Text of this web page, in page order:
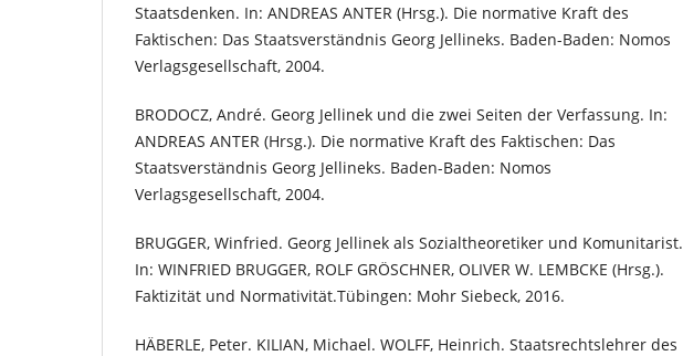
Staatsdenken. In: ANDREAS ANTER (Hrsg.). Die normative Kraft des
Faktischen: Das Staatsverständnis Georg Jellineks. Baden-Baden: Nomos
Verlagsgesellschaft, 2004.
BRODOCZ, André. Georg Jellinek und die zwei Seiten der Verfassung. In:
ANDREAS ANTER (Hrsg.). Die normative Kraft des Faktischen: Das
Staatsverständnis Georg Jellineks. Baden-Baden: Nomos
Verlagsgesellschaft, 2004.
BRUGGER, Winfried. Georg Jellinek als Sozialtheoretiker und Komunitarist.
In: WINFRIED BRUGGER, ROLF GRÖSCHNER, OLIVER W. LEMBCKE (Hrsg.).
Faktizität und Normativität.Tübingen: Mohr Siebeck, 2016.
HÄBERLE, Peter. KILIAN, Michael. WOLFF, Heinrich. Staatsrechtslehrer des